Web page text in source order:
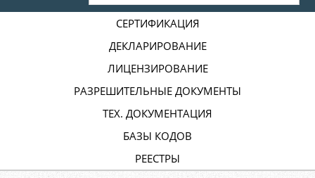
СЕРТИФИКАЦИЯ
ДЕКЛАРИРОВАНИЕ
ЛИЦЕНЗИРОВАНИЕ
РАЗРЕШИТЕЛЬНЫЕ ДОКУМЕНТЫ
ТЕХ. ДОКУМЕНТАЦИЯ
БАЗЫ КОДОВ
РЕЕСТРЫ